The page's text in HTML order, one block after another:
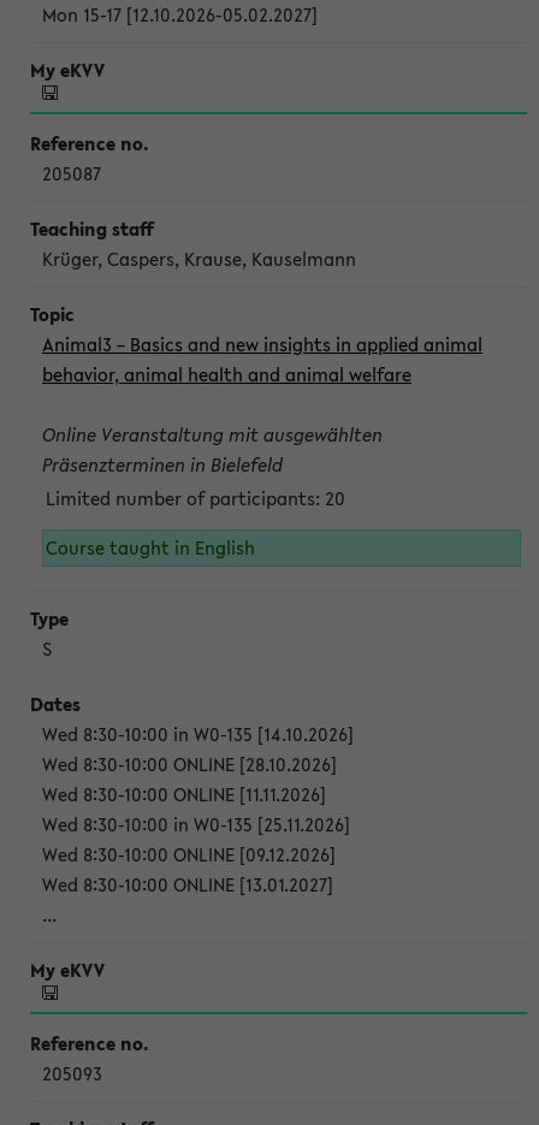
Mon 15-17 [12.10.2026-05.02.2027]
205087
Krüger, Caspers, Krause, Kauselmann
Animal3 – Basics and new insights in applied animal
behavior, animal health and animal welfare
Online Veranstaltung mit ausgewählten
Präsenzterminen in Bielefeld
Limited number of participants: 20
Course taught in English
S
Wed 8:30-10:00 in W0-135 [14.10.2026]
Wed 8:30-10:00 ONLINE [28.10.2026]
Wed 8:30-10:00 ONLINE [11.11.2026]
Wed 8:30-10:00 in W0-135 [25.11.2026]
Wed 8:30-10:00 ONLINE [09.12.2026]
Wed 8:30-10:00 ONLINE [13.01.2027]
...
205093